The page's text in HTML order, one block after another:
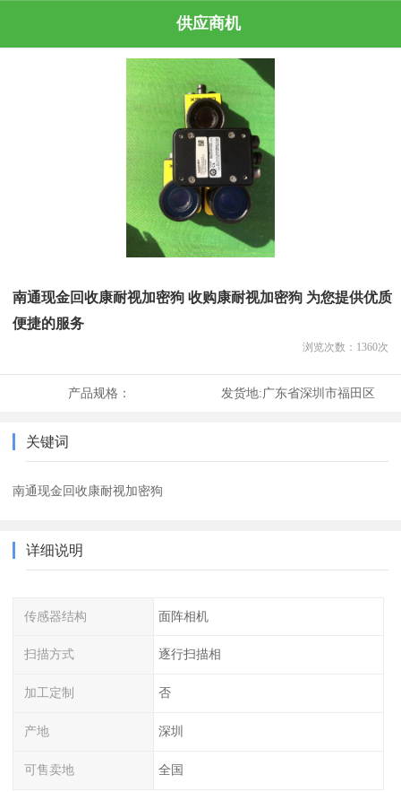
供应商机
南通现金回收康耐视加密狗 收购康耐视加密狗 为您提供优质
便捷的服务
浏览次数： 1360次
产品规格： 发货地:广东省深圳市福田区
关键词
南通现金回收康耐视加密狗
详细说明
传感器结构 面阵相机
扫描方式 逐行扫描相
加工定制 否
产地 深圳
可售卖地 全国